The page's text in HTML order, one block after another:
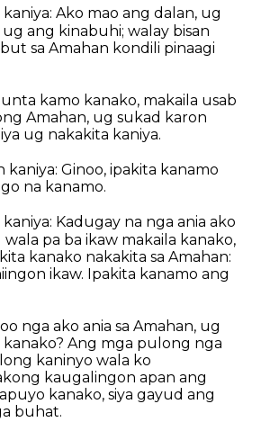
Ako mao ang dalan, ug
ang kinabuhi; walay bisan
sa Amahan kondili pinaagi
kamo kanako, makaila usab
Amahan, ug sukad karon
ug nakakita kaniya.
kaniya: Ginoo, ipakita kanamo
na kanamo.
Kadugay na nga ania ako
pa ba ikaw makaila kanako,
kanako nakakita sa Amahan:
ikaw. Ipakita kanamo ang
nga ako ania sa Amahan, ug
kanako? Ang mga pulong nga
kaninyo wala ko
kaugalingon apan ang
kanako, siya gayud ang
buhat.